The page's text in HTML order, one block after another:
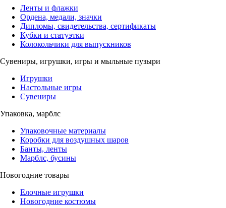
Ленты и флажки
Ордена, медали, значки
Дипломы, свидетельства, сертификаты
Кубки и статуэтки
Колокольчики для выпускников
Сувениры, игрушки, игры и мыльные пузыри
Игрушки
Настольные игры
Сувениры
Упаковка, марблс
Упаковочные материалы
Коробки для воздушных шаров
Банты, ленты
Марблс, бусины
Новогодние товары
Елочные игрушки
Новогодние костюмы